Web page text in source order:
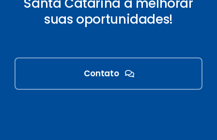
suas oportunidades!
Contato